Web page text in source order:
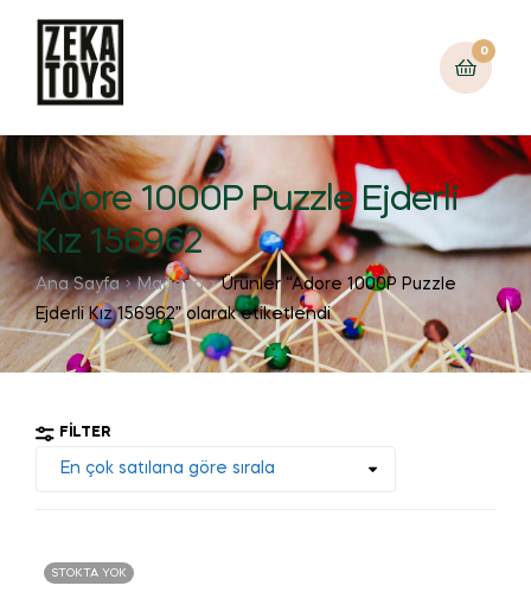
0
Adore 1000P Puzzle Ejderli
Kız 156962
Ana Sayfa Mağaza
Ürünler “Adore 1000P Puzzle
Ejderli Kız 156962” olarak etiketlendi
FILTER
STOKTA YOK